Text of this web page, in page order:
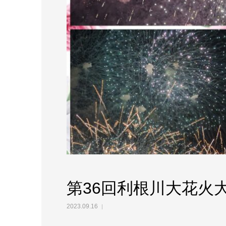
第36回利根川大花火
2023.09.16